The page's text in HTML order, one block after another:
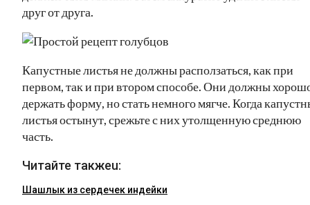
друг от друга.
Капустные листья не должны расползаться, как при
первом, так и при втором способе. Они должны
держать форму, но стать немного мягче. Когда
листья остынут, срежьте с них утолщенную среднюю
часть.
Читайте такжеu:
Шашлык из сердечек индейки